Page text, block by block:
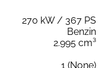
270 kW / 367 PS
Benzin
2.995 cm³
1 (None)